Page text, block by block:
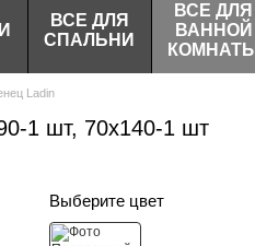
ВСЕ ДЛЯ
СПАЛЬНИ
ВСЕ ДЛЯ
ВАННОЙ
КОМНАТЫ
Ladin
1 шт, 70х140-1 шт
Выберите цвет